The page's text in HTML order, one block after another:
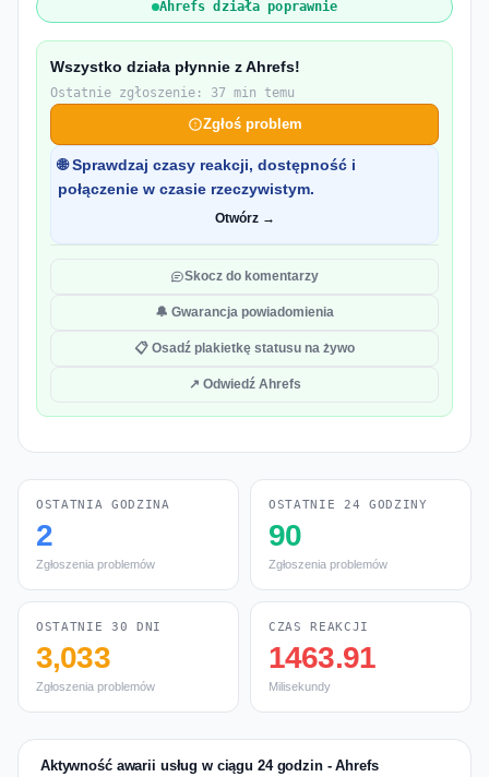
Ahrefs działa poprawnie
Wszystko działa płynnie z Ahrefs!
Ostatnie zgłoszenie: 37 min temu
Zgłoś problem
🌐 Sprawdzaj czasy reakcji, dostępność i
połączenie w czasie rzeczywistym.
Otwórz →
Skocz do komentarzy
🔔 Gwarancja powiadomienia
📋 Osadź plakietkę statusu na żywo
↗ Odwiedź Ahrefs
OSTATNIA GODZINA
2
Zgłoszenia problemów
OSTATNIE 24 GODZINY
90
Zgłoszenia problemów
OSTATNIE 30 DNI
3,033
Zgłoszenia problemów
CZAS REAKCJI
1463.91
Milisekundy
Aktywność awarii usług w ciągu 24 godzin - Ahrefs